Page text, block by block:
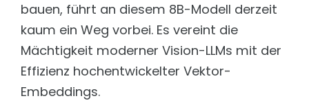
bauen, führt an diesem 8B-Modell derzeit
kaum ein Weg vorbei. Es vereint die
Mächtigkeit moderner Vision-LLMs mit der
Effizienz hochentwickelter Vektor-
Embeddings.